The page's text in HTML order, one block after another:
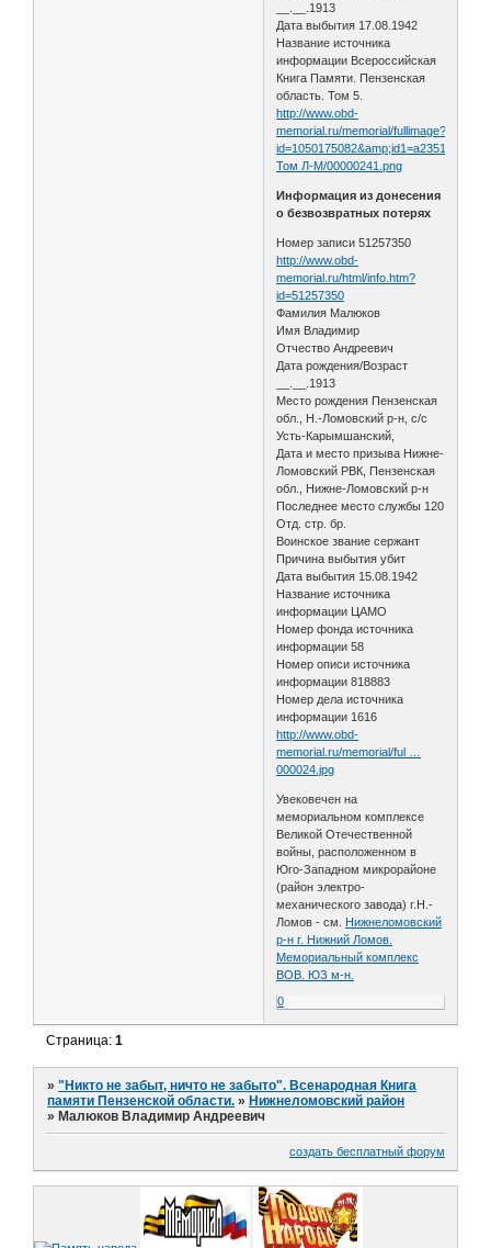
__.__.1913
Дата выбытия 17.08.1942
Название источника
информации Всероссийская
Книга Памяти. Пензенская
область. Том 5.
http://www.obd-
memorial.ru/memorial/fullimage?
Том Л-М/00000241.png
Информация из донесения
о безвозвратных потерях
Номер записи 51257350
http://www.obd-
memorial.ru/html/info.htm?
id=51257350
Фамилия Малюков
Имя Владимир
Отчество Андреевич
Дата рождения/Возраст
__.__.1913
Место рождения Пензенская
обл., Н.-Ломовский р-н, с/с
Усть-Карымшанский,
Дата и место призыва Нижне-
Ломовский РВК, Пензенская
обл., Нижне-Ломовский р-н
Последнее место службы 120
Отд. стр. бр.
Воинское звание сержант
Причина выбытия убит
Дата выбытия 15.08.1942
Название источника
информации ЦАМО
Номер фонда источника
информации 58
Номер описи источника
информации 818883
Номер дела источника
информации 1616
http://www.obd-
memorial.ru/memorial/ful …
000024.jpg
Увековечен на
мемориальном комплексе
Великой Отечественной
войны, расположенном в
Юго-Западном микрорайоне
(район электро-
механического завода) г.Н.-
Ломов - см. Нижнеломовский
р-н г. Нижний Ломов.
Мемориальный комплекс
ВОВ. ЮЗ м-н.
0
Страница:1
»"Никто не забыт, ничто не забыто". Всенародная Книга
памяти Пензенской области. » Нижнеломовский район
» Малюков Владимир Андреевич
создать бесплатный форум